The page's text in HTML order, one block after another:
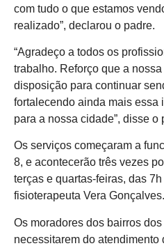
com tudo o que estamos
realizado”, declarou o padre.
“Agradeço a todos os
trabalho. Reforço que a
disposição para continuar
fortalecendo ainda mais essa
para a nossa cidade”, disse o
Os serviços começaram a
8, e acontecerão três vezes
terças e quartas-feiras, das
fisioterapeuta Vera Gonçalves.
Os moradores dos bairros
necessitarem do